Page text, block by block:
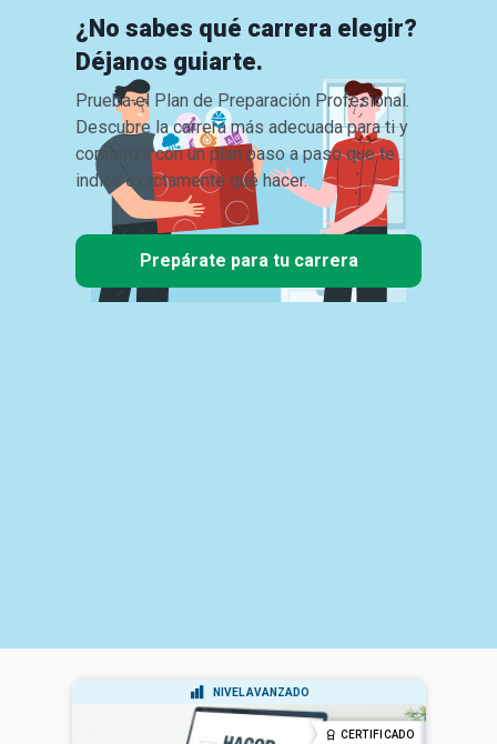
¿No sabes qué carrera elegir?
Déjanos guiarte.
Prueba el Plan de Preparación Profesional.
Descubre la carrera más adecuada para ti y
comienza con un plan paso a paso que te
indica exactamente qué hacer.
Prepárate para tu carrera
NIVEL AVANZADO
CERTIFICADO